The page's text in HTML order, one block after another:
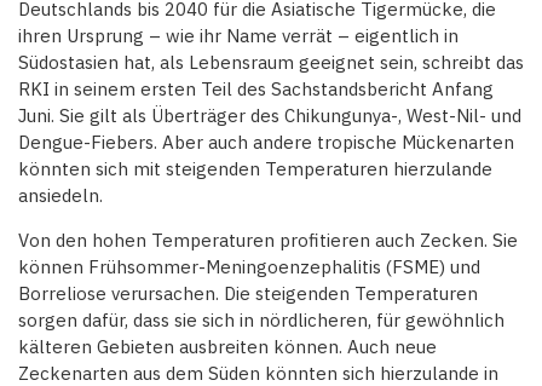
Deutschlands bis 2040 für die Asiatische Tigermücke, die
ihren Ursprung – wie ihr Name verrät – eigentlich in
Südostasien hat, als Lebensraum geeignet sein, schreibt das
RKI in seinem ersten Teil des Sachstandsbericht Anfang
Juni. Sie gilt als Überträger des Chikungunya-, West-Nil- und
Dengue-Fiebers. Aber auch andere tropische Mückenarten
könnten sich mit steigenden Temperaturen hierzulande
ansiedeln.
Von den hohen Temperaturen profitieren auch Zecken. Sie
können Frühsommer-Meningoenzephalitis (FSME) und
Borreliose verursachen. Die steigenden Temperaturen
sorgen dafür, dass sie sich in nördlicheren, für gewöhnlich
kälteren Gebieten ausbreiten können. Auch neue
Zeckenarten aus dem Süden könnten sich hierzulande in